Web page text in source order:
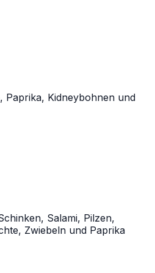
Paprika, Kidneybohnen und
Salami, Pilzen,
Zwiebeln und Paprika